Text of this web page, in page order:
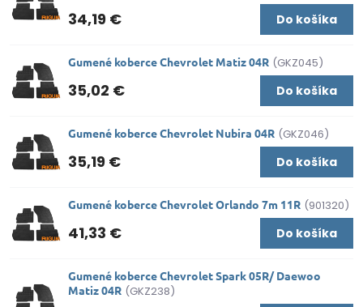
34,19 € Do košíka
Gumené koberce Chevrolet Matiz 04R (GKZ045)
35,02 € Do košíka
Gumené koberce Chevrolet Nubira 04R (GKZ046)
35,19 € Do košíka
Gumené koberce Chevrolet Orlando 7m 11R (901320)
41,33 € Do košíka
Gumené koberce Chevrolet Spark 05R/ Daewoo
Matiz 04R (GKZ238)